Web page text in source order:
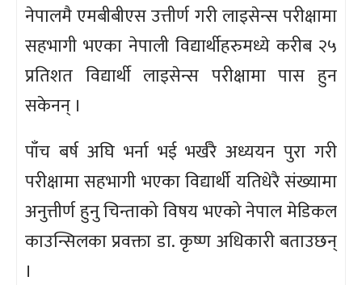
नेपालमै एमबीबीएस उत्तीर्ण गरी लाइसेन्स परीक्षामा
सहभागी भएका नेपाली विद्यार्थीहरुमध्ये करीब २५
प्रतिशत विद्यार्थी लाइसेन्स परीक्षामा पास हुन
सकेनन् ।
पाँच बर्ष अघि भर्ना भई भर्खरै अध्ययन पुरा गरी
परीक्षामा सहभागी भएका विद्यार्थी यतिधेरै संख्यामा
अनुत्तीर्ण हुनु चिन्ताको विषय भएको नेपाल मेडिकल
काउन्सिलका प्रवक्ता डा. कृष्ण अधिकारी बताउछन्
।